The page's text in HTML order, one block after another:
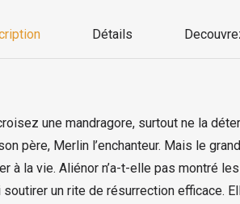
Détails
une mandragore, surtout ne la
père, Merlin l’enchanteur. Mais le
à la vie. Aliénor n’a-t-elle pas montré
un rite de résurrection efficace.